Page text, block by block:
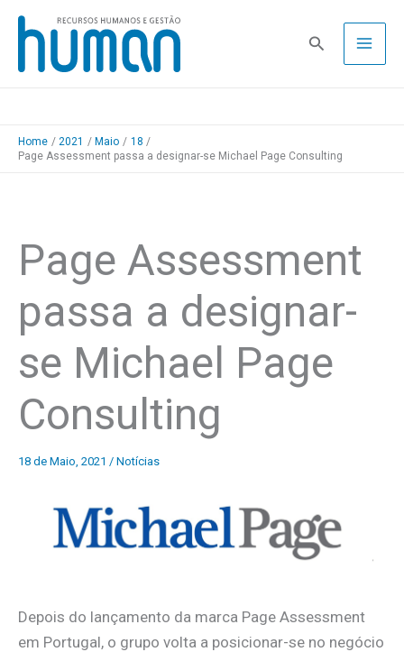
Skip
content
Pesquisa
Home 2021 Maio
18
Page Assessment passa a designar-se Michael Page Consulting
Page Assessment
passa a designar-
se Michael Page
Consulting
18 de Maio, 2021 / Notícias
Depois do lançamento da marca Page Assessment
em Portugal, o grupo volta a posicionar-se no negócio